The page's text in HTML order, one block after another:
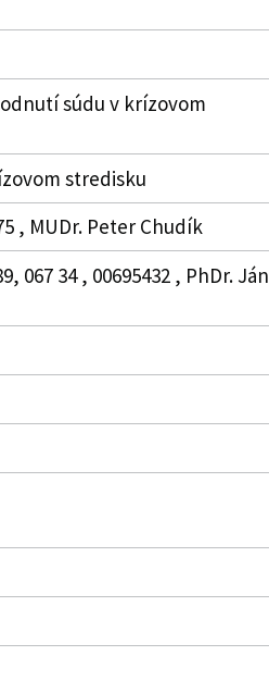
súdu v krízovom
stredisku
, MUDr. Peter Chudík
34 , 00695432 , PhDr. Ján